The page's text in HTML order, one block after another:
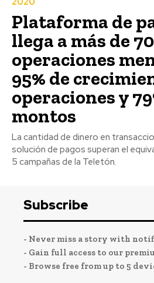
Plataforma de
llega a más de
operaciones
95% de
operaciones y
montos
La cantidad de dinero en
solución de pagos superan el
5 campañas de la Teletón.
Subscribe
- Never miss a story with
- Gain full access to our
- Browse free from up to 5